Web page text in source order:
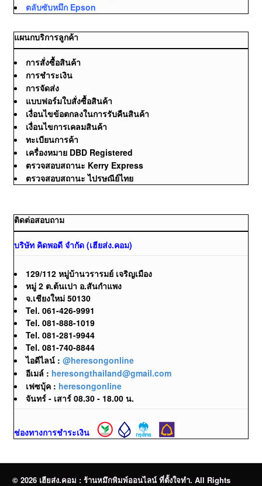
ตลับซับหมึก Epson
แผนกบริการลูกค้า
การสั่งซื้อสินค้า
การชำระเงิน
การจัดส่ง
แบบฟอร์มใบสั่งซื้อสินค้า
เงื่อนไขข้อตกลงในการรับคืนสินค้า
เงื่อนไขการเคลมสินค้า
ทะเบียนการค้า
เครื่องหมาย DBD Registered
ตรวจสอบสถานะ Kerry Express
ตรวจสอบสถานะ ไปรษณีย์ไทย
ติดต่อสอบถาม
บริษัท คิดพอดี จำกัด (เฮียส่ง.คอม)
129/112 หมู่บ้านวรารมย์ เจริญเมือง
หมู่ 2 ต.ต้นเปา อ.สันกำแพง
จ.เชียงใหม่ 50130
Tel. 061-426-9991
Tel. 081-888-1019
Tel. 081-281-9944
Tel. 081-740-8844
ไอดีไลน์ : @heresongonline
อีเมล์ : heresongthailand@gmail.com
เฟซบุ้ค : heresongonline
จันทร์ - เสาร์ 08.30 - 18.00 น.
ช่องทางการชำระเงิน
© 2026 เฮียส่ง.คอม : ร้านหมึกพิมพ์ออนไลน์ ที่ตั้งใจทำ. All Rights